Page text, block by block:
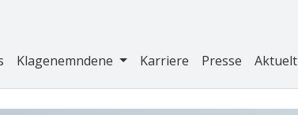
Klagenemndene Karriere Presse Aktuelt